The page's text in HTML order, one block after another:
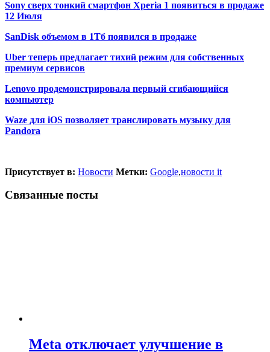
Sony сверх тонкий смартфон Xperia 1 появиться в продаже
12 Июля
SanDisk объемом в 1Тб появился в продаже
Uber теперь предлагает тихий режим для собственных
премиум сервисов
Lenovo продемонстрировала первый сгибающийся
компьютер
Waze для iOS позволяет транслировать музыку для
Pandora
Присутствует в: Новости Метки: Google,новости it
Связанные посты
Meta отключает улучшение в